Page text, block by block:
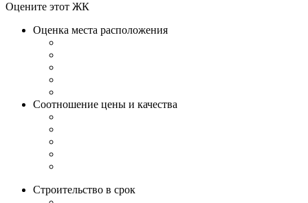
Оцените этот ЖК
Оценка места расположения
Соотношение цены и качества
Строительство в срок